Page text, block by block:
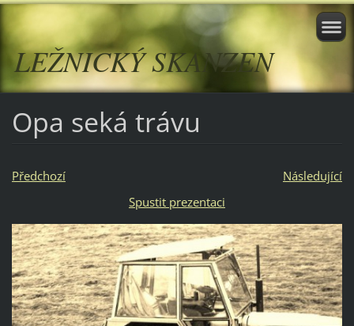
LEŽNICKÝ SKANZEN
Opa seká trávu
Předchozí
Následující
Spustit prezentaci